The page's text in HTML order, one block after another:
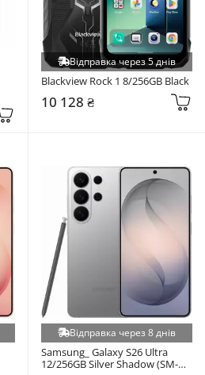
Відправка через 5 днів
Blackview Rock 1 8/256GB Black
10 128 ₴
Відправка через 8 днів
Samsung_ Galaxy S26 Ultra
12/256GB Silver Shadow (SM-